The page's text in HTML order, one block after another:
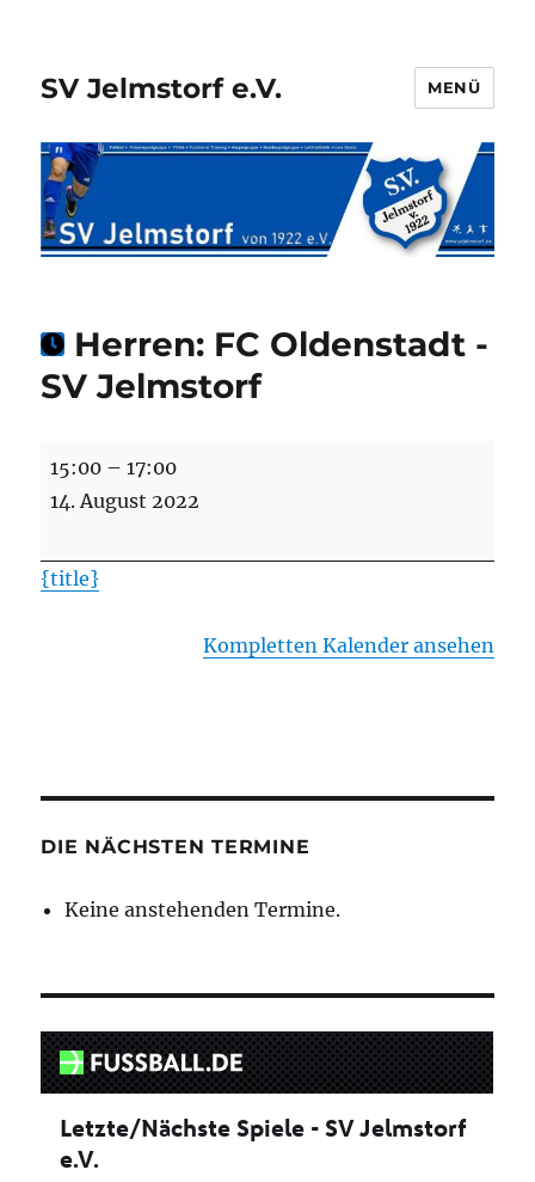
SV Jelmstorf e.V. MENÜ
Herren: FC Oldenstadt -
SV Jelmstorf
-
SV
15:00 –17:00
14. August 2022
{title}
Kompletten Kalender ansehen
DIE NÄCHSTEN TERMINE
Keine anstehenden Termine.